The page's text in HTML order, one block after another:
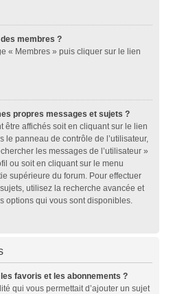
membres ?
« Membres » puis cliquer sur le lien
propres messages et sujets ?
être affichés soit en cliquant sur le lien
le panneau de contrôle de l’utilisateur,
les messages de l’utilisateur »
ou soit en cliquant sur le menu
supérieure du forum. Pour effectuer
utilisez la recherche avancée et
options qui vous sont disponibles.
favoris et les abonnements ?
qui vous permettait d’ajouter un sujet